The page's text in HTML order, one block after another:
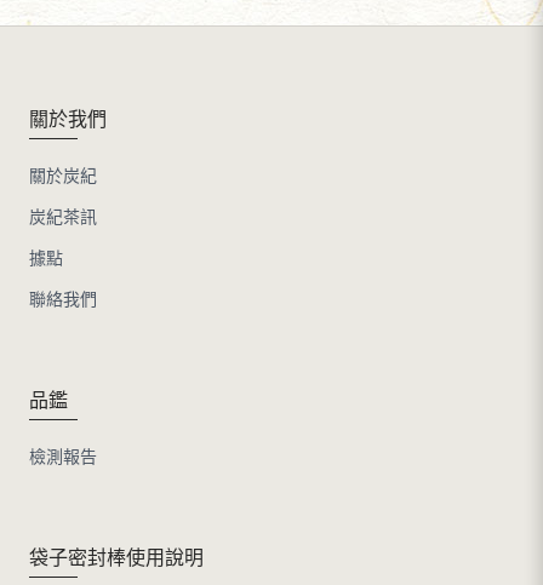
關於我們
關於炭紀
炭紀茶訊
據點
聯絡我們
品鑑
檢測報告
袋子密封棒使用說明